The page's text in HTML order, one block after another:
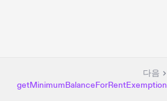
다음
getMinimumBalanceForRentExemption